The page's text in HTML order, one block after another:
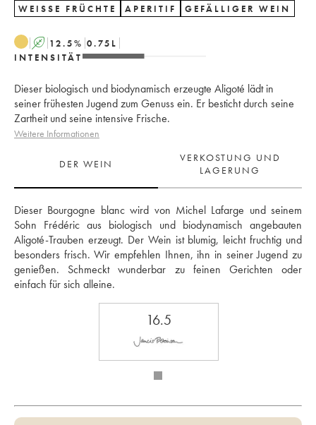
WEISSE FRÜCHTE APERITIF GEFÄLLIGER WEIN
A 12.5% 0.75 L
INTENSITÄT
Dieser biologisch und biodynamisch erzeugte Aligoté lädt in
seiner frühesten Jugend zum Genuss ein. Er besticht durch seine
Zartheit und seine intensive Frische.
Weitere Informationen
DER WEIN
VERKOSTUNG UND
LAGERUNG
Dieser Bourgogne blanc wird von Michel Lafarge und seinem
Sohn Frédéric aus biologisch und biodynamisch angebauten
Aligoté-Trauben erzeugt. Der Wein ist blumig, leicht fruchtig und
besonders frisch. Wir empfehlen Ihnen, ihn in seiner Jugend zu
genießen. Schmeckt wunderbar zu feinen Gerichten oder
einfach für sich alleine.
16.5